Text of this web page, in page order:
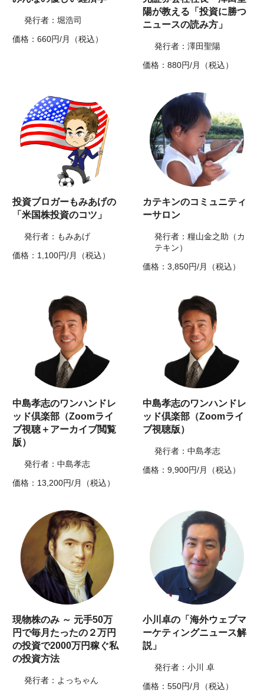
発行者：堀浩司
価格：660円/月（税込）
陽が教える「投資に勝つ
ニュースの読み方」
発行者：澤田聖陽
価格：880円/月（税込）
投資ブロガーもみあげの
「米国株投資のコツ」
発行者：もみあげ
価格：1,100円/月（税込）
カテキンのコミュニティ
ーサロン
発行者：糧山金之助（カ
テキン）
価格：3,850円/月（税込）
中島孝志のワンハンドレ
ッド倶楽部（Zoomライ
ブ視聴＋アーカイブ閲覧
版）
発行者：中島孝志
価格：13,200円/月（税込）
中島孝志のワンハンドレ
ッド倶楽部（Zoomライ
ブ視聴版）
発行者：中島孝志
価格：9,900円/月（税込）
現物株のみ ～ 元手50万
円で毎月たったの２万円
の投資で2000万円稼ぐ私
の投資方法
発行者：よっちゃん
小川卓の「海外ウェブマ
ーケティングニュース解
説」
発行者：小川 卓
価格：550円/月（税込）